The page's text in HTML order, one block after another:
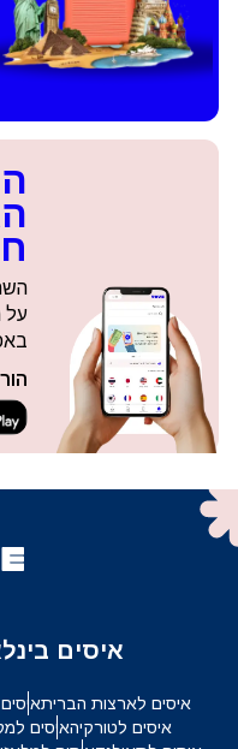
על
איסים
איסים לארצות הברית
איסים לטורקיהאיסים